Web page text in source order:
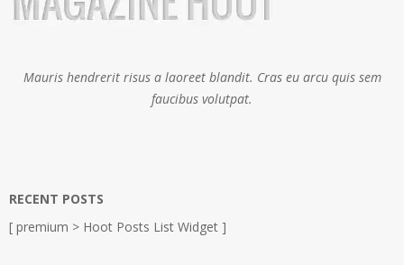
Mauris hendrerit risus a laoreet blandit. Cras eu arcu quis sem
faucibus volutpat.
RECENT POSTS
[ premium > Hoot Posts List Widget ]